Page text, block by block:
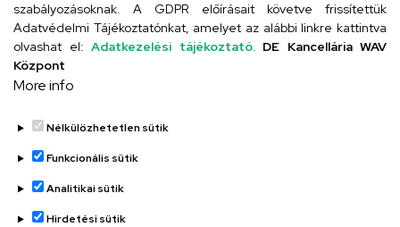
UD telefonkönyv
Adatvédelem
szabályozásoknak. A GDPR előírásait követve frissítettük
Adatvédelmi Tájékoztatónkat, amelyet az alábbi linkre kattintva
olvashat el: Adatkezelési tájékoztató. DE Kancellária WAV
Központ
More info
Nélkülözhetetlen sütik
Funkcionális sütik
Analitikai sütik
Hirdetési sütik